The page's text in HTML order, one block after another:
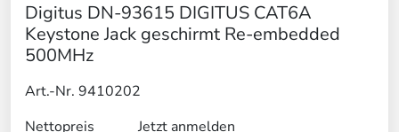
Digitus DN-93615 DIGITUS CAT6A
Keystone Jack geschirmt Re-embedded
500MHz
Art.-Nr. 9410202
Nettopreis
Jetzt anmelden